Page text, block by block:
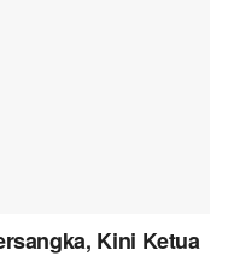
Kini Ketua